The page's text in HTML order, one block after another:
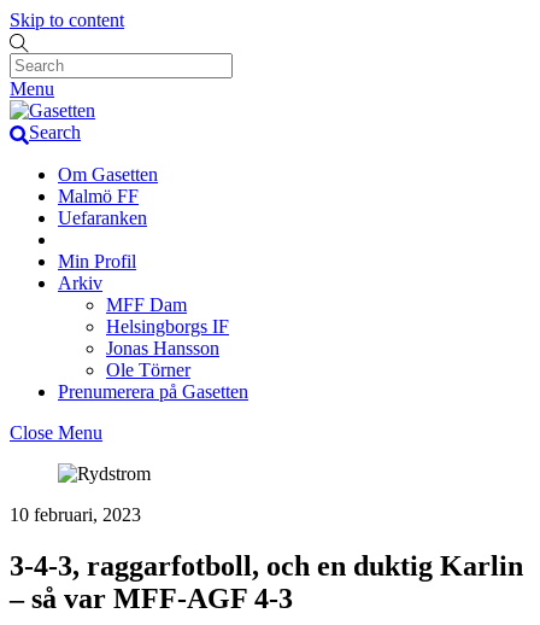
Skip to content
Menu
Search
Om Gasetten
Malmö FF
Uefaranken
Min Profil
Arkiv
MFF Dam
Helsingborgs IF
Jonas Hansson
Ole Törner
Prenumerera på Gasetten
Close Menu
10 februari, 2023
3-4-3, raggarfotboll, och en duktig Karlin
– så var MFF-AGF 4-3